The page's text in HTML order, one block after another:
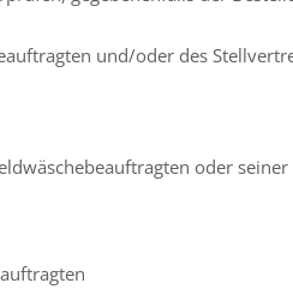
und/oder des
oder seiner